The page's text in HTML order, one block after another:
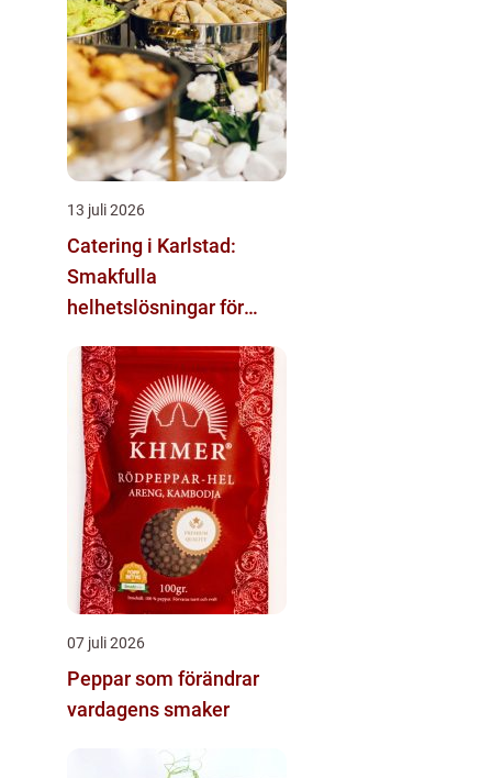
13 juli 2026
Catering i Karlstad:
Smakfulla
helhetslösningar för
07 juli 2026
Peppar som förändrar
vardagens smaker